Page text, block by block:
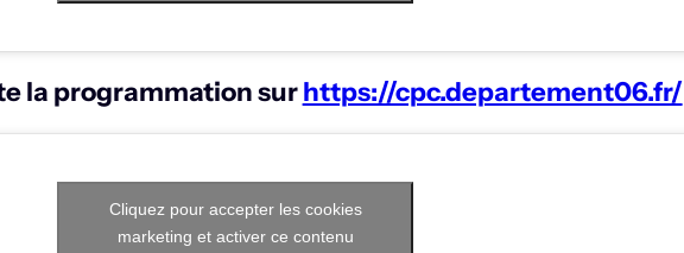
la programmation surhttps://cpc.departement06.fr/
Cliquez pour accepter les cookies
marketing et activer ce contenu